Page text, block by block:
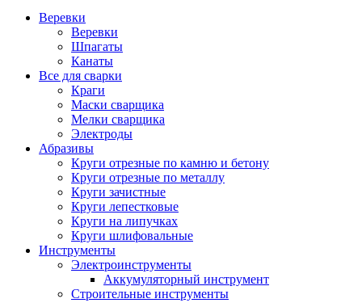
Веревки
Веревки
Шпагаты
Канаты
Все для сварки
Краги
Маски сварщика
Мелки сварщика
Электроды
Абразивы
Круги отрезные по камню и бетону
Круги отрезные по металлу
Круги зачистные
Круги лепестковые
Круги на липучках
Круги шлифовальные
Инструменты
Электроинструменты
Аккумуляторный инструмент
Строительные инструменты